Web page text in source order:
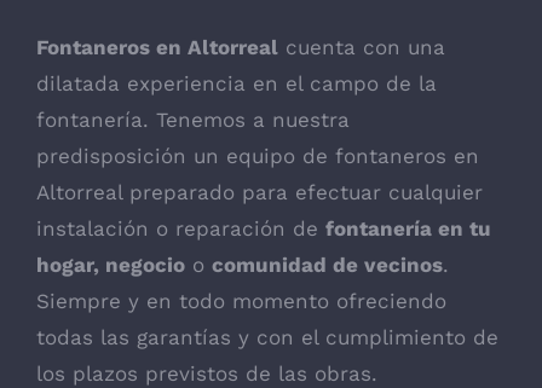
Fontaneros en Altorreal cuenta con una
dilatada experiencia en el campo de la
fontanería. Tenemos a nuestra
predisposición un equipo de fontaneros en
Altorreal preparado para efectuar cualquier
instalación o reparación de fontanería en tu
hogar, negocio o comunidad de vecinos.
Siempre y en todo momento ofreciendo
todas las garantías y con el cumplimiento de
los plazos previstos de las obras.